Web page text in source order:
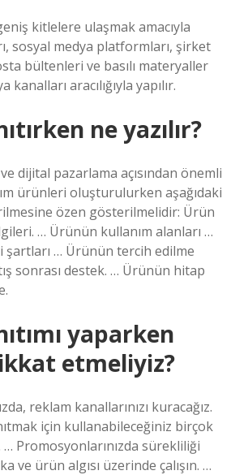
kitlelere ulaşmak amacıyla
sosyal medya platformları, şirket
bültenleri ve basılı materyaller
kanalları aracılığıyla yapılır.
ne yazılır?
dijital pazarlama açısından önemli
ürünleri oluşturulurken aşağıdaki
özen gösterilmelidir: Ürün
… Ürünün kullanım alanları …
… Ürünün tercih edilme
sonrası destek. … Ürünün hitap
yaparken
etmeliyiz?
reklam kanallarınızı kuracağız.
için kullanabileceğiniz birçok
Promosyonlarınızda sürekliliği
ve ürün algısı üzerinde çalışın. …